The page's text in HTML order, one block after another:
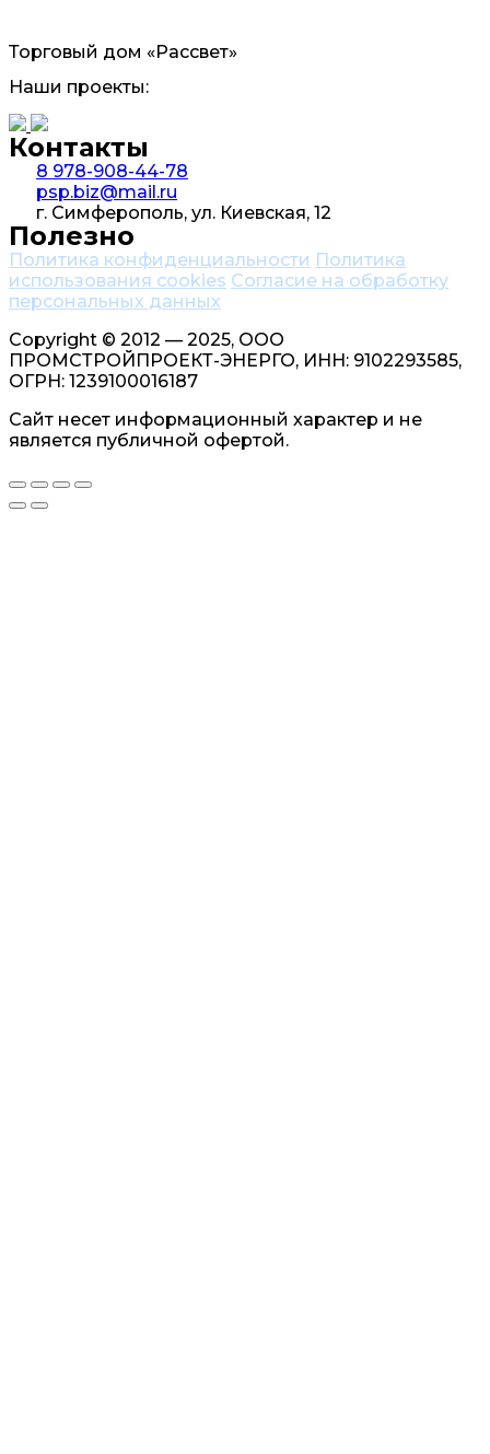
Торговый дом «Рассвет»
Наши проекты:
Контакты
8 978-908-44-78
psp.biz@mail.ru
г. Симферополь, ул. Киевская, 12
Полезно
Политика конфиденциальности Политика
использования cookies Согласие на обработку
персональных данных
Copyright © 2012 — 2025, ООО
ПРОМСТРОЙПРОЕКТ-ЭНЕРГО, ИНН: 9102293585,
ОГРН: 1239100016187
Сайт несет информационный характер и не
является публичной офертой.